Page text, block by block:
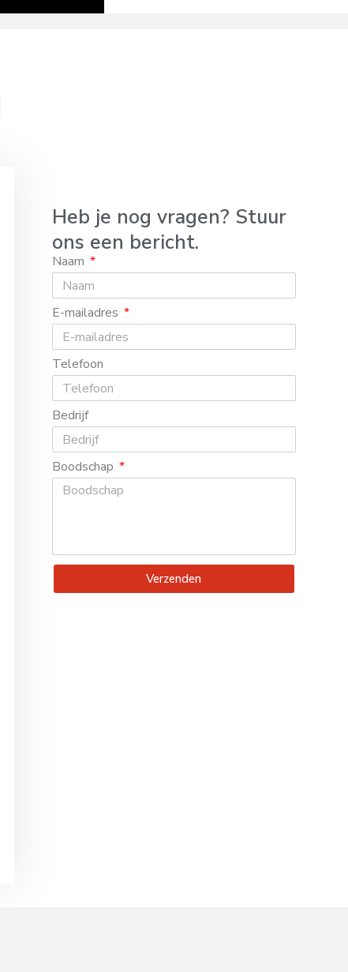
Heb je nog vragen? Stuur
ons een bericht.
Naam
E-mailadres
Telefoon
Bedrijf
Boodschap
Verzenden